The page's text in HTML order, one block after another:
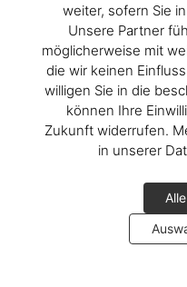
weiter, sofern Sie
Unsere Partner
möglicherweise mit
die wir keinen
willigen Sie in die
können Ihre
Zukunft widerrufen.
in unserer